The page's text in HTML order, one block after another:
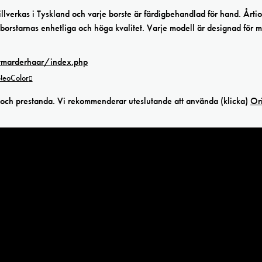
i Tyskland och varje borste är färdigbehandlad för hand.
enhetliga och höga kvalitet. Varje modell är designad för
index.php
prestanda. Vi rekommenderar uteslutande att använda (klicka)